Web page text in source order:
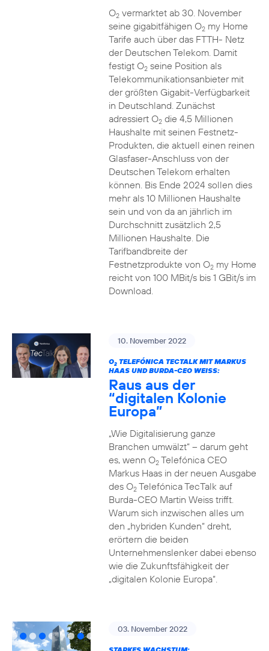
O2vermarktet ab 30. November
seine gigabitfähigen O2my Home
Tarife auch über das FTTH- Netz
der Deutschen Telekom. Damit
festigt O2seine Position als
Telekommunikationsanbieter mit
der größten Gigabit-Verfügbarkeit
in Deutschland. Zunächst
adressiert O2die 4,5 Millionen
Haushalte mit seinen Festnetz-
Produkten, die aktuell einen reinen
Glasfaser-Anschluss von der
Deutschen Telekom erhalten
können. Bis Ende 2024 sollen dies
mehr als 10 Millionen Haushalte
sein und von da an jährlich im
Durchschnitt zusätzlich 2,5
Millionen Haushalte. Die
Tarifbandbreite der
Festnetzprodukte von O2my Home
reicht von 100 MBit/s bis 1 GBit/s im
Download.
10. November 2022
O2TELEFÓNICA TECTALK MIT MARKUS
HAAS UND BURDA-CEO WEISS:
Raus aus der
“digitalen Kolonie
Europa”
„Wie Digitalisierung ganze
Branchen umwälzt“ – darum geht
es, wenn O2Telefónica CEO
Markus Haas in der neuen Ausgabe
des O2Telefónica TecTalk auf
Burda-CEO Martin Weiss trifft.
Warum sich inzwischen alles um
den „hybriden Kunden“ dreht,
erörtern die beiden
Unternehmenslenker dabei ebenso
wie die Zukunftsfähigkeit der
„digitalen Kolonie Europa“.
03. November 2022